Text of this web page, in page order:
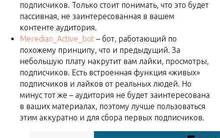
подписчиков. Только стоит понимать, что это будет
пассивная, не заинтересованная в вашем
контенте аудитория.
Meredian_Active_bot – бот, работающий по
похожему принципу, что и предыдущий. За
небольшую плату накрутит вам лайки, просмотры,
подписчиков. Есть встроенная функция «живых»
подписчиков и лайков от реальных людей. Но
минус тот же – аудитория не будет заинтересована
в ваших материалах, поэтому лучше пользоваться
этим аккуратно и для сбора первых подписчиков.